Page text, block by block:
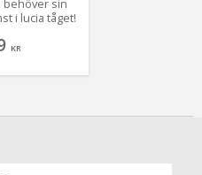
behöver sin
i lucia tåget!
som ingår
KR